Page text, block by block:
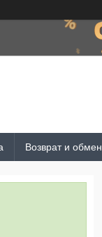
Возврат и обмен